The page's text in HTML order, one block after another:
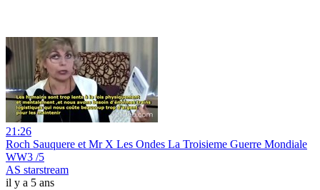
21:26
Roch Sauquere et Mr X Les Ondes La Troisieme Guerre Mondiale
WW3 /5
AS starstream
il y a 5 ans